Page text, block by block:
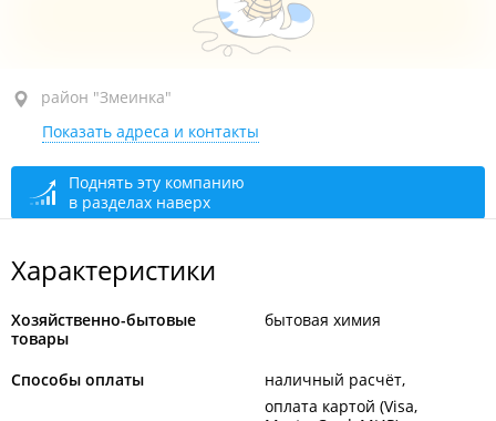
район "Змеинка", ул. Приморская, 10 стр. 3
открыто: 09:30–20:00
район "Змеинка"
Показать адреса и контакты
Поднять эту компанию
в разделах наверх
Характеристики
Хозяйственно-бытовые
товары
бытовая химия
Способы оплаты
наличный расчёт
оплата картой (Visa,